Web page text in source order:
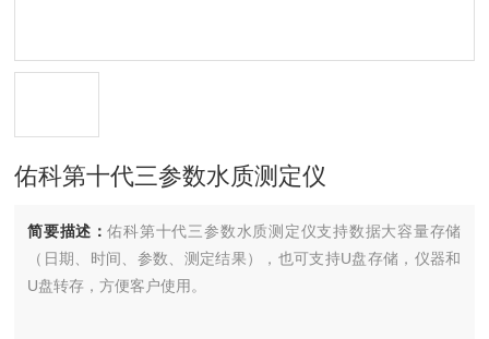
佑科第十代三参数水质测定仪
简要描述：佑科第十代三参数水质测定仪支持数据大容量存储
（日期、时间、参数、测定结果），也可支持U盘存储，仪器和
U盘转存，方便客户使用。